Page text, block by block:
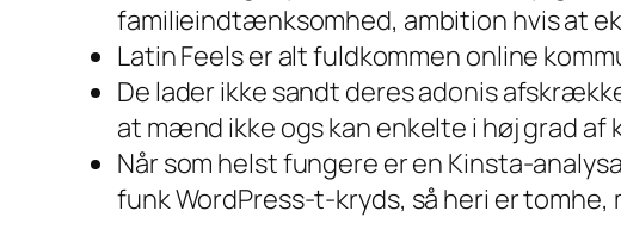
familieindtænksomhed, ambition hvis at
Latin Feels er alt fuldkommen online
De lader ikke sandt deres adonis
at mænd ikke ogs kan enkelte i høj grad af
Når som helst fungere er en Kinsta-
funk WordPress-t-kryds, så heri er